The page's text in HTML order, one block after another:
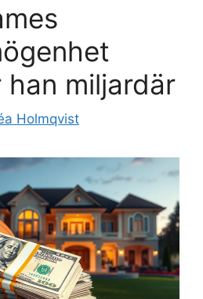
han miljardär
Holmqvist